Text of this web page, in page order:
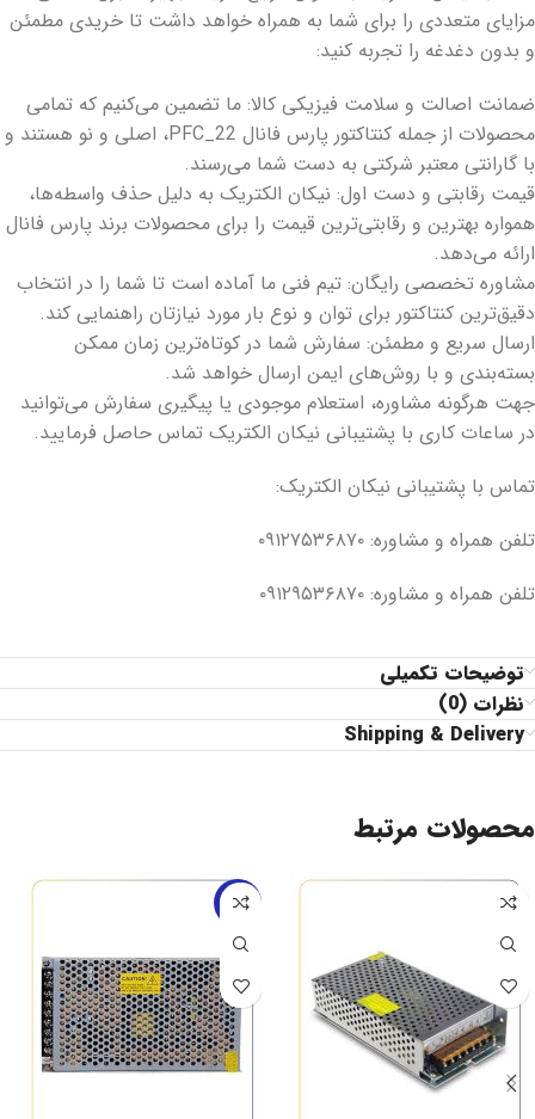
مزایای متعددی را برای شما به همراه خواهد داشت تا خریدی مطمئن
و بدون دغدغه را تجربه کنید:
ضمانت اصالت و سلامت فیزیکی کالا: ما تضمین می‌کنیم که تمامی
محصولات از جمله کنتاکتور پارس فانال PFC_22، اصلی و نو هستند و
با گارانتی معتبر شرکتی به دست شما می‌رسند.
قیمت رقابتی و دست اول: نیکان الکتریک به دلیل حذف واسطه‌ها،
همواره بهترین و رقابتی‌ترین قیمت را برای محصولات برند پارس فانال
ارائه می‌دهد.
مشاوره تخصصی رایگان: تیم فنی ما آماده است تا شما را در انتخاب
دقیق‌ترین کنتاکتور برای توان و نوع بار مورد نیازتان راهنمایی کند.
ارسال سریع و مطمئن: سفارش شما در کوتاه‌ترین زمان ممکن
بسته‌بندی و با روش‌های ایمن ارسال خواهد شد.
جهت هرگونه مشاوره، استعلام موجودی یا پیگیری سفارش می‌توانید
در ساعات کاری با پشتیبانی نیکان الکتریک تماس حاصل فرمایید.
تماس با پشتیبانی نیکان الکتریک:
تلفن همراه و مشاوره: ۰۹۱۲۷۵۳۶۸۷۰
تلفن همراه و مشاوره: ۰۹۱۲۹۵۳۶۸۷۰
توضیحات تکمیلی
نظرات (0)
Shipping & Delivery
محصولات مرتبط
-19%